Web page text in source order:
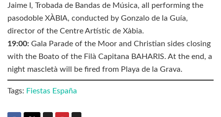
Jaime I, Trobada de Bandas de Música, all performing the
pasodoble XÀBIA, conducted by Gonzalo de la Guía,
director of the Centre Artístic de Xàbia.
19:00: Gala Parade of the Moor and Christian sides closing
with the Boato of the Filà Capitana BAHARIS. At the end, a
night mascletà will be fired from Playa de la Grava.
Tags: Fiestas España